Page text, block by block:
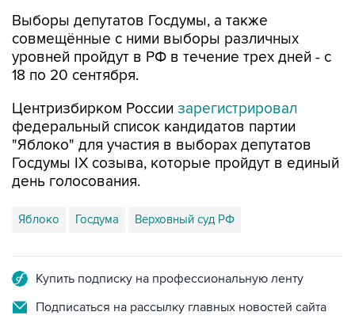
Выборы депутатов Госдумы, а также
совмещённые с ними выборы различных
уровней пройдут в РФ в течение трех дней - с
18 по 20 сентября.
Центризбирком России зарегистрировал
федеральный список кандидатов партии
"Яблоко" для участия в выборах депутатов
Госдумы IX созыва, которые пройдут в единый
день голосования.
Яблоко Госдума Верховный суд РФ
Купить подписку на профессиональную ленту
Подписаться на рассылку главных новостей сайта